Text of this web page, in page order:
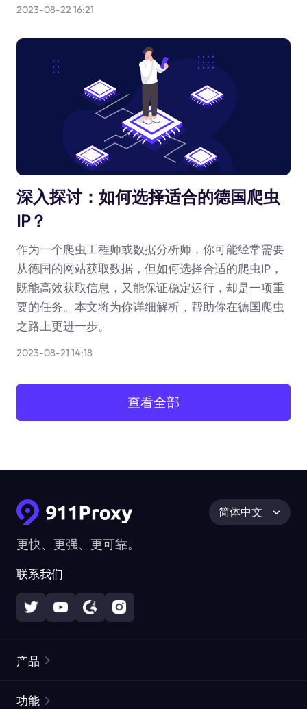
2023-08-22 16:21
深入探讨：如何选择适合的德国爬虫
IP？
作为一个爬虫工程师或数据分析师，你可能经常需要
从德国的网站获取数据，但如何选择合适的爬虫IP，
既能高效获取信息，又能保证稳定运行，却是一项重
要的任务。本文将为你详细解析，帮助你在德国爬虫
之路上更进一步。
2023-08-21 14:18
查看全部
更快、更强、更可靠。
联系我们
简体中文
产品
功能